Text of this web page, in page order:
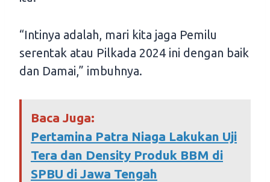
“Intinya adalah, mari kita jaga Pemilu
serentak atau Pilkada 2024 ini dengan baik
dan Damai,” imbuhnya.
Baca Juga:
Pertamina Patra Niaga Lakukan Uji
Tera dan Density Produk BBM di
SPBU di Jawa Tengah